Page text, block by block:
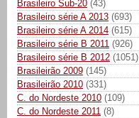
Brasileiro Sub-20 (43)
Brasileiro série A 2013 (693)
Brasileiro série A 2014 (615)
Brasileiro série B 2011 (926)
Brasileiro série B 2012 (1051)
Brasileirão 2009 (145)
Brasileirão 2010 (331)
C. do Nordeste 2010 (109)
C. do Nordeste 2011 (8)